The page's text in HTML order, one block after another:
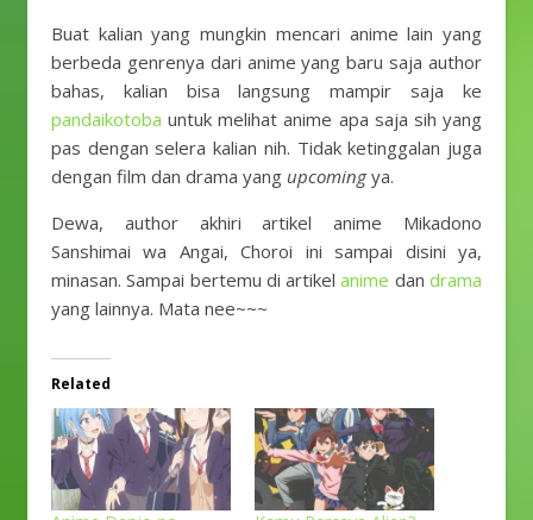
Buat kalian yang mungkin mencari anime lain yang
berbeda genrenya dari anime yang baru saja author
bahas, kalian bisa langsung mampir saja ke
pandaikotoba untuk melihat anime apa saja sih yang
pas dengan selera kalian nih. Tidak ketinggalan juga
dengan film dan drama yang upcomingya.
Dewa, author akhiri artikel anime Mikadono
Sanshimai wa Angai, Choroi ini sampai disini ya,
minasan. Sampai bertemu di artikelanime dandrama
yang lainnya. Mata nee~~~
Related